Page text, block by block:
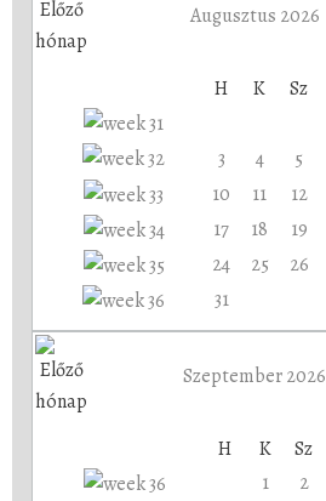
Augusztus 2026
H K Sz
3
4 5
10
11 12
17
18 19
24
25 26
31
Szeptember 2026
H K Sz
1
2